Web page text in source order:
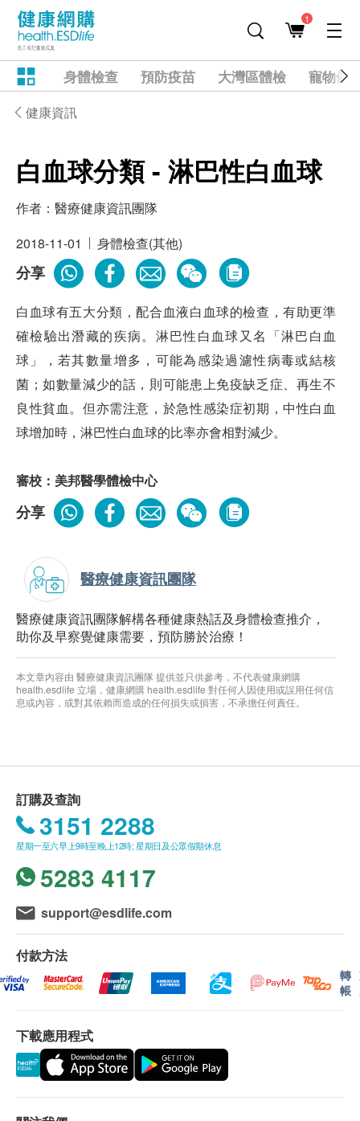
1
身體檢查 預防疫苗 大灣區體檢 寵物健
健康資訊
白血球分類 - 淋巴性白血球
作者： 醫療健康資訊團隊
2018-11-01
身體檢查(其他)
分享
白血球有五大分類，配合血液白血球的檢查，有助更準
確檢驗出潛藏的疾病。淋巴性白血球又名「淋巴白血
球」，若其數量增多，可能為感染過濾性病毒或結核
菌；如數量減少的話，則可能患上免疫缺乏症、再生不
良性貧血。但亦需注意，於急性感染症初期，中性白血
球增加時，淋巴性白血球的比率亦會相對減少。
審校：美邦醫學體檢中心
分享
醫療健康資訊團隊
醫療健康資訊團隊解構各種健康熱話及身體檢查推介，
助你及早察覺健康需要，預防勝於治療！
本文章內容由 醫療健康資訊團隊 提供並只供參考，不代表健康網購
health.esdlife 立場，健康網購 health.esdlife 對任何人因使用或誤用任何信
息或內容，或對其依賴而造成的任何損失或損害，不承擔任何責任。
訂購及查詢
3151 2288
星期一至六早上9時至晚上12時; 星期日及公眾假期休息
5283 4117
support@esdlife.com
付款方法
轉
帳
下載應用程式